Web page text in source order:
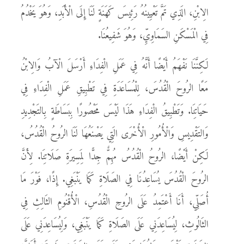
الِابْنِ، الَذِي تَمَّ تَعْيِينُهُ رَئِيسَ كَهَنَةٍ لَنَا إِلَى الْأَبَدِ، وَهُوَ يَخْدُمُ
فِي الْمَسْكَنِ السَمَاوِيِّ، وَهُوَ شَفِيعُنَا.
لَكِنَّنَا نَفْهَمُ أَيْضًا أَنَّهُ فِي عَمَلِ الْفِدَاءِ أَرْسَلَ الْآبُ وَالِابْنُ
مَعًا الرُوحَ الْقُدُسَ، لِلْمُسَاعَدَةِ فِي تَطْبِيقِ عَمَلِ الْفِدَاءِ فِي
حَيَاتِنَا. وَتَطْبِيقُ الْفِدَاءِ هَذَا لَيْسَ مَحْصُورًا بِبَسَاطَةٍ بِالتَجْدِيدِ
وَالتَقْدِيسِ وَالْأُمُورِ الْأُخْرَى الَتِي يَصْنَعُهَا لَنَا الرُوحُ الْقُدُسُ،
لَكِنْ أَيْضًا، الرُوحُ الْقُدُسُ مُهِمٌّ جِدًّا لِمَسِيرَةِ صَلَاتِنَا. لِأَنَّ
الرُوحَ الْقُدُسَ يُسَاعِدُنَا فِي الصَلَاةِ كَمَا يَنْبَغِي. إِذًا، فَوْرَ مَا
أُصَلِّي، أَنَا أَعْتَمِدُ عَلَى الرُوحِ الْقُدُسِ، الْأُقْنُومِ الثَالِثِ فِي
الثَالُوثِ، لِيُسَاعِدَنِي عَلَى الصَلَاةِ كَمَا يَنْبَغِي، وَلِيُسَاعِدَنِي عَلَى